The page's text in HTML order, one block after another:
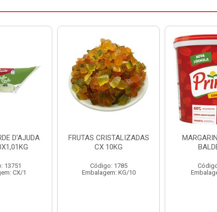
1785
KG/10
MARGARINA PRIMOR
BALDE 3KG
Código: 1801
Embalagem: BD/1
CAIXA